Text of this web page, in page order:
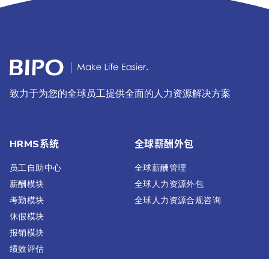
致力于为您的全球员工提供全面的人力资源解决方案
HRMS系统
员工自助中心
薪酬模块
考勤模块
休假模块
报销模块
绩效评估​
全球薪酬外包
全球薪酬管理
全球人力资源外包
全球人力资源合规咨询